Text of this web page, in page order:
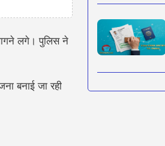
लगे। पुलिस ने
बनाई जा रही